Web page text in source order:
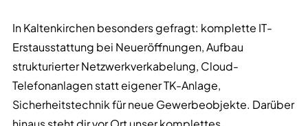
In Kaltenkirchen besonders gefragt: komplette IT-
Erstausstattung bei Neueröffnungen, Aufbau
strukturierter Netzwerkverkabelung, Cloud-
Telefonanlagen statt eigener TK-Anlage,
Sicherheitstechnik für neue Gewerbeobjekte. Darüber